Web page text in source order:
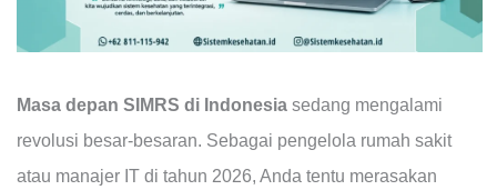
Masa depan SIMRS di Indonesiasedang mengalami
revolusi besar-besaran. Sebagai pengelola rumah sakit
atau manajer IT di tahun 2026, Anda tentu merasakan